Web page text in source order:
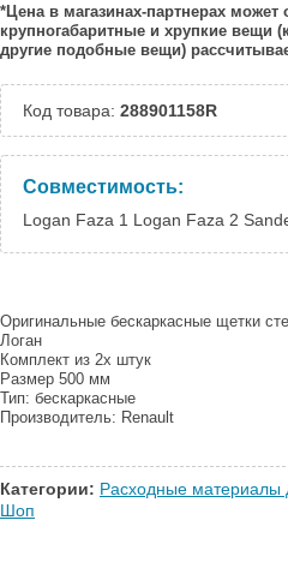
*Цена в магазинах-партнерах может
крупногабаритные и хрупкие вещи
другие подобные вещи)
Код товара: 288901158R
Совместимость:
Logan Faza 1 Logan Faza 2
Оригинальные бескаркасные щетки
Логан
Комплект из 2х штук
Размер 500 мм
Тип: бескаркасные
Производитель: Renault
Категории: Расходные материалы
Шоп